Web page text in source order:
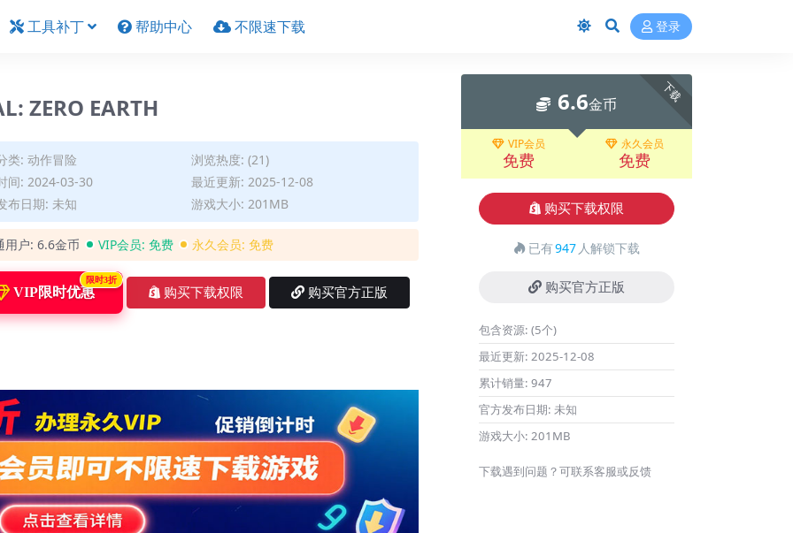
工具补丁 帮助中心 不限速下载 登录
ZERO EARTH
类: 动作冒险
浏览热度: (21)
间: 2024-03-30
最近更新: 2025-12-08
布日期: 未知
游戏大小: 201MB
用户: 6.6金币 VIP会员: 免费 永久会员: 免费
VIP限时优惠
限时3折
购买下载权限 购买官方正版
下载
6.6金币
VIP会员
免费
永久会员
免费
购买下载权限
已有947 人解锁下载
购买官方正版
包含资源: (5个)
最近更新: 2025-12-08
累计销量: 947
官方发布日期: 未知
游戏大小: 201MB
下载遇到问题？可联系客服或反馈